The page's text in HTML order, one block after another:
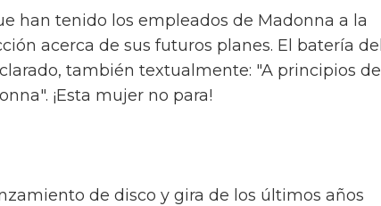
han tenido los empleados de Madonna a la
acerca de sus futuros planes. El batería del
también textualmente: "A principios de
¡Esta mujer no para!
de disco y gira de los últimos años